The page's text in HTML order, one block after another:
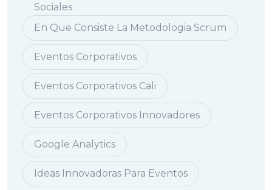
Sociales
En Que Consiste La Metodologia Scrum
Eventos Corporativos
Eventos Corporativos Cali
Eventos Corporativos Innovadores
Google Analytics
Ideas Innovadoras Para Eventos